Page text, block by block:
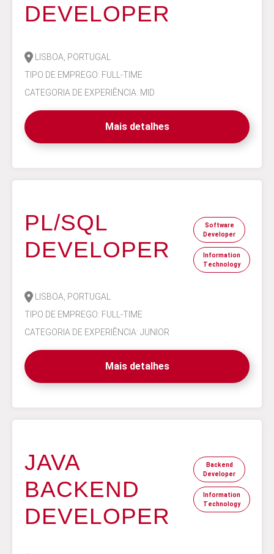
DEVELOPER
LISBOA, PORTUGAL
TIPO DE EMPREGO: FULL-TIME
CATEGORIA DE EXPERIÊNCIA: MID
Mais detalhes
PL/SQL
DEVELOPER
Software
Developer
Information
Technology
LISBOA, PORTUGAL
TIPO DE EMPREGO: FULL-TIME
CATEGORIA DE EXPERIÊNCIA: JUNIOR
Mais detalhes
JAVA
BACKEND
DEVELOPER
Backend
Developer
Information
Technology